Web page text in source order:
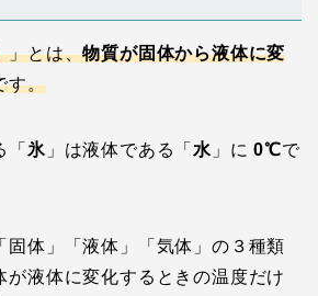
」とは、物質が固体から液体に変
す。
氷」は液体である「 水 」に0℃で
固体」「液体」「気体」の３種類
が液体に変化するときの温度だけ